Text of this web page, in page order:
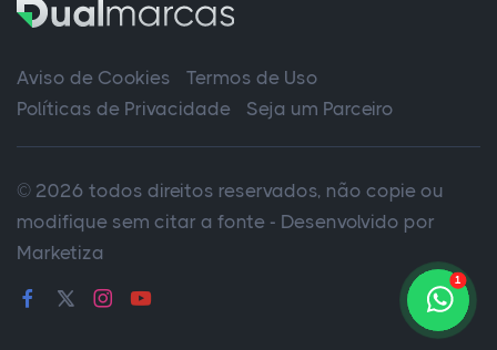
Aviso de Cookies
Termos de Uso
Políticas de Privacidade
Seja um Parceiro
© 2026 todos direitos reservados, não copie ou
modifique sem citar a fonte - Desenvolvido por
Marketiza
1